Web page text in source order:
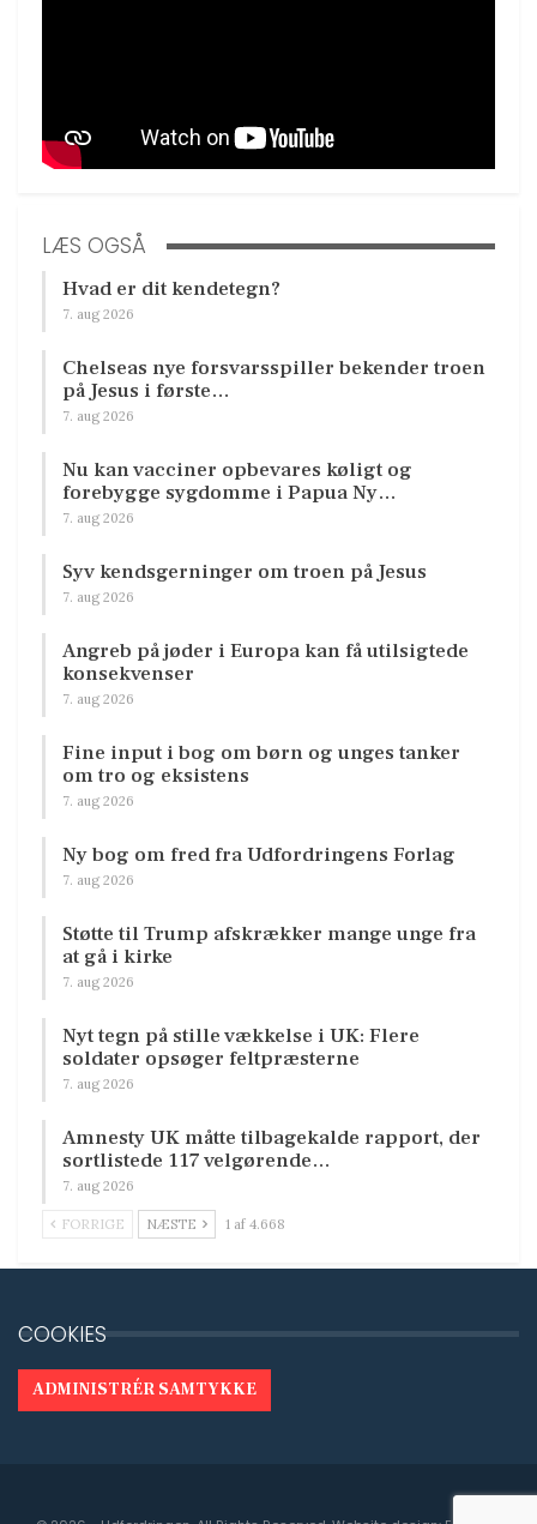
LÆS OGSÅ
Hvad er dit kendetegn?
7. aug 2026
Chelseas nye forsvarsspiller bekender troen
på Jesus i første…
7. aug 2026
Nu kan vacciner opbevares køligt og
forebygge sygdomme i Papua Ny…
7. aug 2026
Syv kendsgerninger om troen på Jesus
7. aug 2026
Angreb på jøder i Europa kan få utilsigtede
konsekvenser
7. aug 2026
Fine input i bog om børn og unges tanker
om tro og eksistens
7. aug 2026
Ny bog om fred fra Udfordringens Forlag
7. aug 2026
Støtte til Trump afskrækker mange unge fra
at gå i kirke
7. aug 2026
Nyt tegn på stille vækkelse i UK: Flere
soldater opsøger feltpræsterne
7. aug 2026
Amnesty UK måtte tilbagekalde rapport, der
sortlistede 117 velgørende…
7. aug 2026
FORRIGE NÆSTE 1 af 4.668
COOKIES
ADMINISTRÉR SAMTYKKE